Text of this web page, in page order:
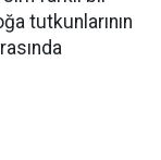
tutkunlarının